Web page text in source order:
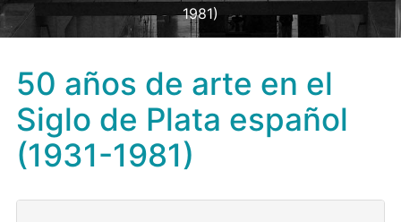
1981)
50 años de arte en el
Siglo de Plata español
(1931-1981)